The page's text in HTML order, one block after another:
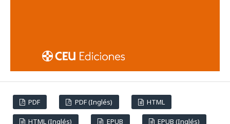
PDF PDF (Inglés) HTML
HTML (Inglés) EPUB EPUB (Inglés)